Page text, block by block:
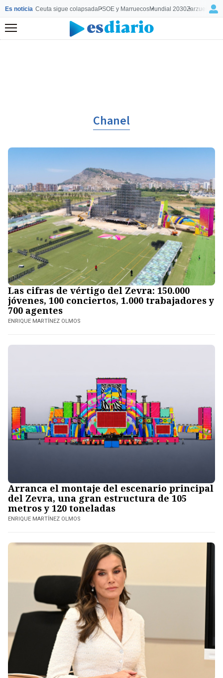
Es noticia Ceuta sigue colapsadaPSOE y MarruecosMundial 2030Zarzuela y
Menú
Chanel
Las cifras de vértigo del Zevra: 150.000
jóvenes, 100 conciertos, 1.000 trabajadores y
700 agentes
ENRIQUE MARTÍNEZ OLMOS
Arranca el montaje del escenario principal
del Zevra, una gran estructura de 105
metros y 120 toneladas
ENRIQUE MARTÍNEZ OLMOS